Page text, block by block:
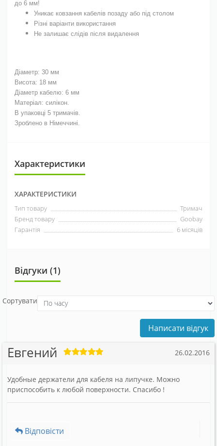
до 6 мм!
Уникає ковзання кабелів позаду або під столом
Різні варіанти використання
Не залишає слідів після видалення
Діаметр: 30 мм
Висота: 18 мм
Діаметр кабелю: 6 мм
Матеріал: силікон.
В упаковці 5 тримачів.
Зроблено в Німеччині.
Характеристики
ХАРАКТЕРИСТИКИ
Тип товару
Тримач
Бренд товару
Goobay
Гарантія
6 місяців
Відгуки (1)
Сортувати
Написати відгук
Евгений 26.02.2016
Удобные держатели для кабеля на липучке. Можно
приспособить к любой поверхности. Спасибо !
Відповісти